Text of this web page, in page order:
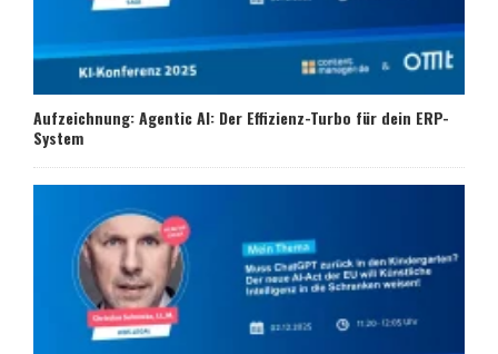
Aufzeichnung: Agentic AI: Der Effizienz-Turbo für dein ERP-
System